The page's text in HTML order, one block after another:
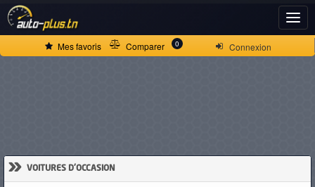
Connexion
Mes favoris Comparer 0
» VOITURES D'OCCASION
ACCUEIL